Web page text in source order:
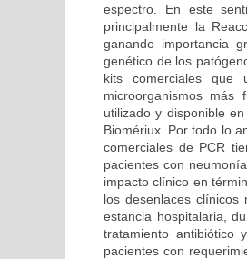
espectro. En este
principalmente la
ganando importancia
genético de los
kits comerciales
microorganismos
utilizado y disponible
Biomériux. Por todo lo
comerciales de PCR
pacientes con
impacto clínico en
los desenlaces
estancia hospitalaria,
tratamiento antibiótico
pacientes con